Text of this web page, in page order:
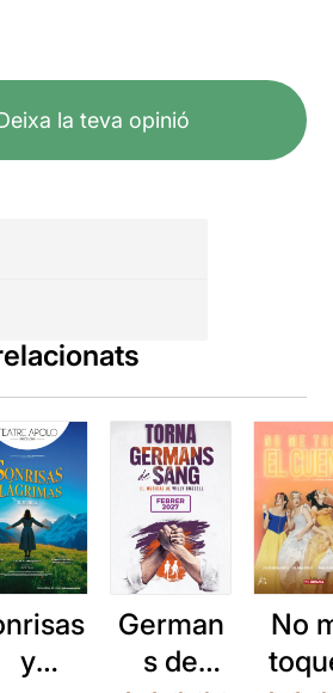
la teva opinió
y
German
s de
No